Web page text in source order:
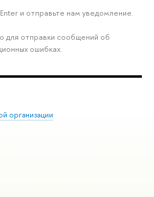
и отправьте нам уведомление.
для отправки сообщений об
ошибках.
организации